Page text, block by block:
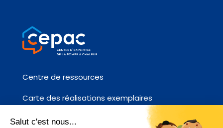
Centre de ressources
Carte des réalisations exemplaires
Fiches références chantier